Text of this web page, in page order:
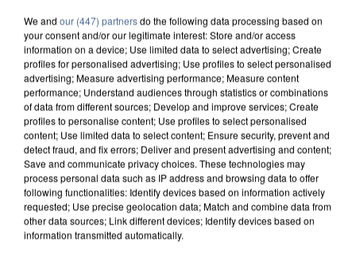
APRÈS TOUTES CES CANICULES, LES REFUGES
We and our (447) partnersdo the following data processing based on
your consent and/or our legitimate interest: Store and/or access
information on a device; Use limited data to select advertising; Create
profiles for personalised advertising; Use profiles to select personalised
advertising; Measure advertising performance; Measure content
performance; Understand audiences through statistics or combinations
of data from different sources; Develop and improve services; Create
profiles to personalise content; Use profiles to select personalised
content; Use limited data to select content; Ensure security, prevent and
detect fraud, and fix errors; Deliver and present advertising and content;
Save and communicate privacy choices. These technologies may
process personal data such as IP address and browsing data to offer
following functionalities: Identify devices based on information actively
requested; Use precise geolocation data; Match and combine data from
other data sources; Link different devices; Identify devices based on
information transmitted automatically.